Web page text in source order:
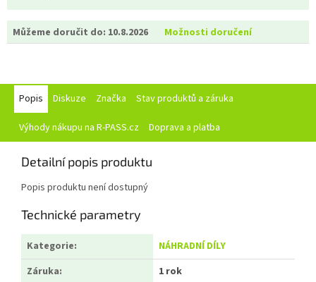
Můžeme doručit do: 10.8.2026 Možnosti doručení
Popis Diskuze Značka Stav produktů a záruka
Výhody nákupu na R-PASS.cz Doprava a platba
Detailní popis produktu
Popis produktu není dostupný
Technické parametry
Kategorie:
NÁHRADNÍ DÍLY
Záruka:
1 rok